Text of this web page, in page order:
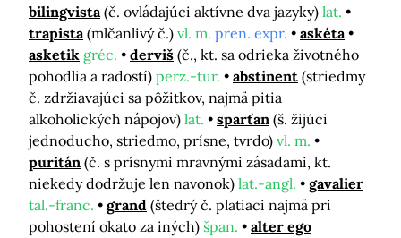
bilingvista (č. ovládajúci aktívne dva jazyky) lat.
trapista (mlčanlivý č.) vl. m. pren. expr.
askéta
asketik gréc. derviš (č., kt. sa odrieka životného
pohodlia a radostí) perz.-tur. abstinent (striedmy
č. zdržiavajúci sa pôžitkov, najmä pitia
alkoholických nápojov) lat. sparťan (š. žijúci
jednoducho, striedmo, prísne, tvrdo) vl. m.
puritán (č. s prísnymi mravnými zásadami, kt.
niekedy dodržuje len navonok) lat.-angl.
gavalier
tal.-franc.
grand (štedrý č. platiaci najmä pri
pohostení okato za iných) špan.
alter ego